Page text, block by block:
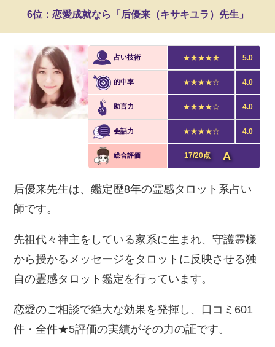
6位：恋愛成就なら「后優来（キサキユラ）先生」
占い技術 ★★★★★ 5.0
的中率 ★★★★☆ 4.0
助言力 ★★★★☆ 4.0
会話力 ★★★★☆ 4.0
総合評価 17/20点 A
后優来先生は、鑑定歴8年の霊感タロット系占い
師です。
先祖代々神主をしている家系に生まれ、守護霊様
から授かるメッセージをタロットに反映させる独
自の霊感タロット鑑定を行っています。
恋愛のご相談で絶大な効果を発揮し、口コミ601
件・全件★5評価の実績がその力の証です。